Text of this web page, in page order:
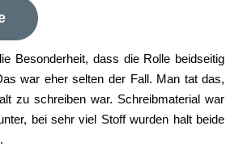
Besonderheit, dass die Rolle beidseitig
war eher selten der Fall. Man tat das,
zu schreiben war. Schreibmaterial war
bei sehr viel Stoff wurden halt beide